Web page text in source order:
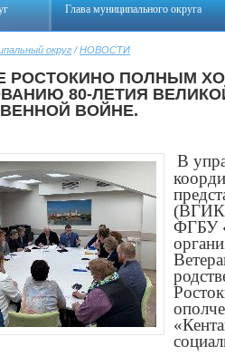
Глава муниципального округа
округ /НОВОСТИ
РОСТОКИНО ПОЛНЫМ
80-ЛЕТИЯ
ВОЙНЕ.
В
ФГБУ